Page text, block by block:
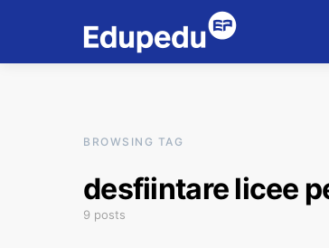
BROWSING TAG
desfiintare licee
9 posts